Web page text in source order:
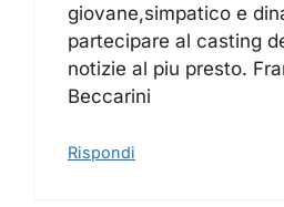
giovane,simpatico e
partecipare al casting
notizie al piu presto.
Beccarini
Rispondi